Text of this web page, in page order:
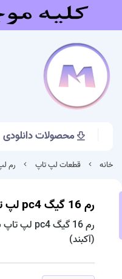
محصولات دانلودی
خانه قطعات لپ تاپ رم
رم 16 گیگ pc4 لپ تاپ برند هاینیکس باس 2666MHZ
رم 16 گیگ pc4 لپ تاپ برند هاینیکس باس 2666MHZ
(آکبند)